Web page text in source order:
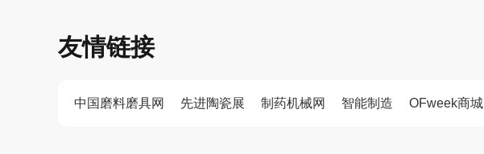
友情链接
中国磨料磨具网 先进陶瓷展 制药机械网 智能制造 OFweek商城